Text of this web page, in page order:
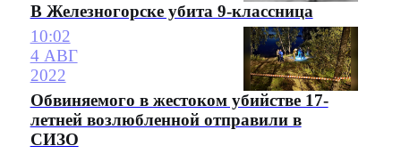
В Железногорске убита 9-классница
10:02
4 АВГ
2022
Обвиняемого в жестоком убийстве 17-
летней возлюбленной отправили в
СИЗО